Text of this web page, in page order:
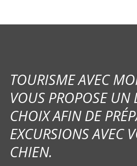
TOURISME AVEC
VOUS PROPOSE UN
CHOIX AFIN DE
EXCURSIONS AVEC
CHIEN.